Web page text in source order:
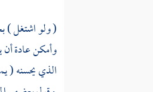
( ولو اشتغل )
وأمكن عادة أن
الذي يحسنه (